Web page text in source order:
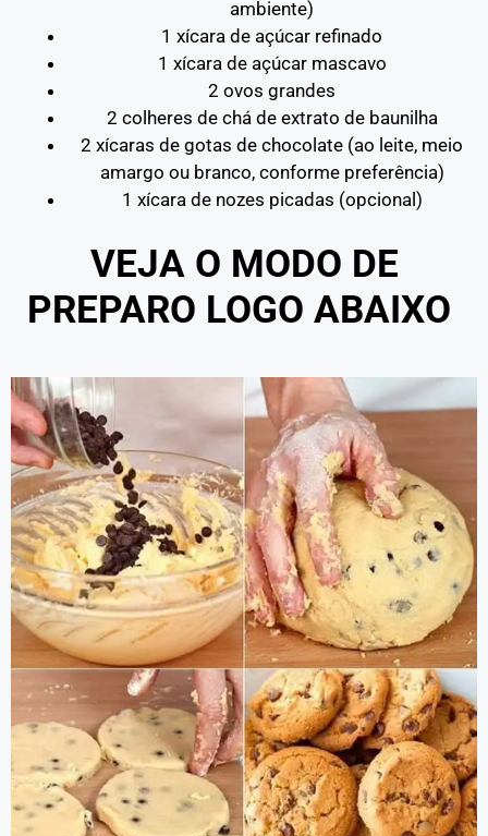
ambiente)
1 xícara de açúcar refinado
1 xícara de açúcar mascavo
2 ovos grandes
2 colheres de chá de extrato de baunilha
2 xícaras de gotas de chocolate (ao leite, meio
amargo ou branco, conforme preferência)
1 xícara de nozes picadas (opcional)
VEJA O MODO DE
PREPARO LOGO ABAIXO